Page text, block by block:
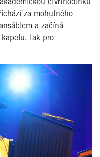
čtvrthodinku
za mohutného
a začíná
kapelu, tak pro